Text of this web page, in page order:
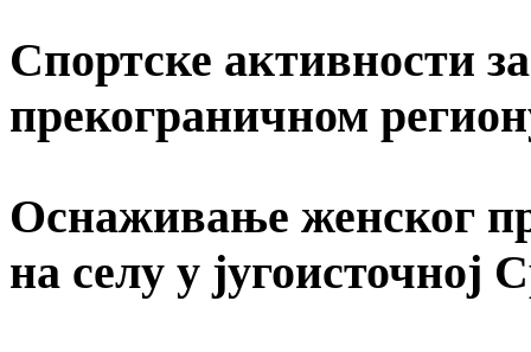
Спортске активности
прекограничном
Оснаживање женског
на селу у југоисточној